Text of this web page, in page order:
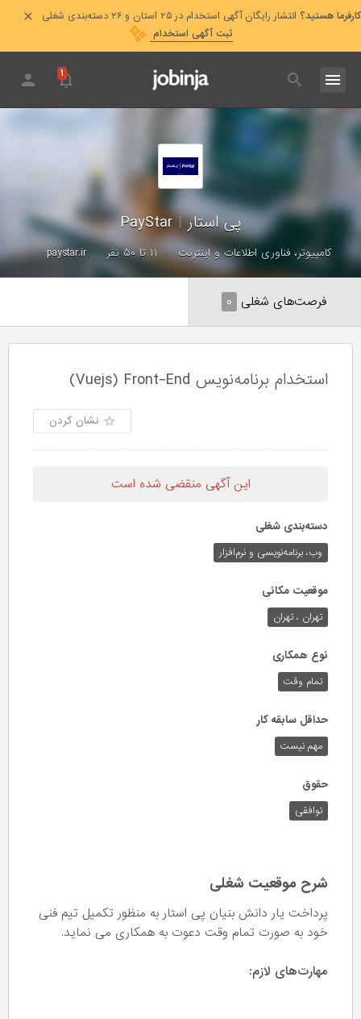
کارفرما هستید؟ انتشار رایگان آگهی استخدام در ۲۵ استان و ۲۶ دسته‌بندی شغلی
ثبت آگهی استخدام
۱
پی استار|
PayStar
کامپیوتر، فناوری اطلاعات و اینترنت ۱۱ تا ۵۰ نفر paystar.ir
فرصت‌های شغلی ۰
استخدام برنامه‌نویس Vuejs) Front-End)
نشان کردن
این آگهی منقضی شده است
دسته‌بندی شغلی
وب،‌ برنامه‌نویسی و نرم‌افزار
موقعیت مکانی
تهران ، تهران
نوع همکاری
تمام وقت
حداقل سابقه کار
مهم نیست
حقوق
توافقی
شرح موقعیت شغلی
پرداخت یار دانش بنیان پی استار به منظور تکمیل تیم فنی
خود به صورت تمام وقت دعوت به همکاری می نماید.
مهارت‌های لازم: